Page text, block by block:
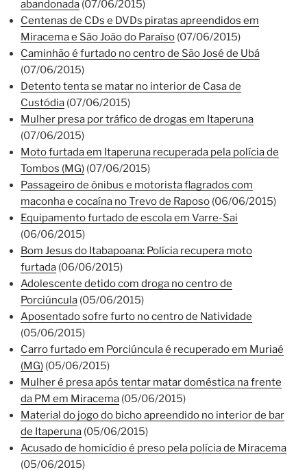
abandonada (07/06/2015)
Centenas de CDs e DVDs piratas apreendidos em
Miracema e São João do Paraíso (07/06/2015)
Caminhão é furtado no centro de São José de Ubá
(07/06/2015)
Detento tenta se matar no interior de Casa de
Custódia (07/06/2015)
Mulher presa por tráfico de drogas em Itaperuna
(07/06/2015)
Moto furtada em Itaperuna recuperada pela polícia de
Tombos (MG) (07/06/2015)
Passageiro de ônibus e motorista flagrados com
maconha e cocaína no Trevo de Raposo (06/06/2015)
Equipamento furtado de escola em Varre-Sai
(06/06/2015)
Bom Jesus do Itabapoana: Polícia recupera moto
furtada (06/06/2015)
Adolescente detido com droga no centro de
Porciúncula (05/06/2015)
Aposentado sofre furto no centro de Natividade
(05/06/2015)
Carro furtado em Porciúncula é recuperado em Muriaé
(MG) (05/06/2015)
Mulher é presa após tentar matar doméstica na frente
da PM em Miracema (05/06/2015)
Material do jogo do bicho apreendido no interior de bar
de Itaperuna (05/06/2015)
Acusado de homicídio é preso pela polícia de Miracema
(05/06/2015)